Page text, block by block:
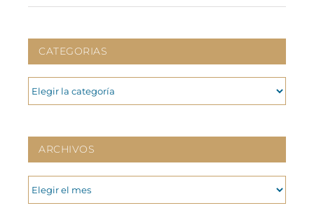
CATEGORIAS
CATEGORIAS
ARCHIVOS
ARCHIVOS